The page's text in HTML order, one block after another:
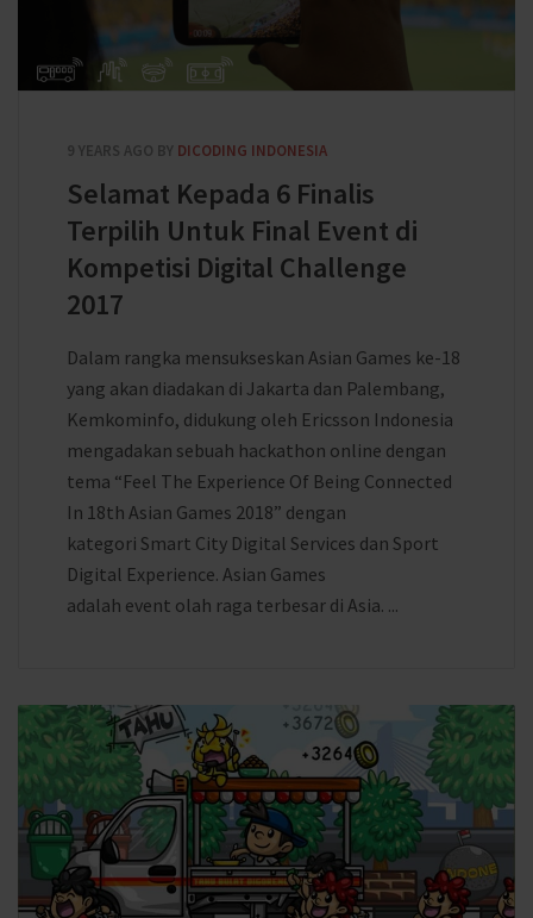
9 YEARS AGO BY DICODING INDONESIA
Selamat Kepada 6 Finalis
Terpilih Untuk Final Event di
Kompetisi Digital Challenge
2017
Dalam rangka mensukseskan Asian Games ke-18
yang akan diadakan di Jakarta dan Palembang,
Kemkominfo, didukung oleh Ericsson Indonesia
mengadakan sebuah hackathon online dengan
tema “Feel The Experience Of Being Connected
In 18th Asian Games 2018” dengan
kategori Smart City Digital Services dan Sport
Digital Experience. Asian Games
adalah event olah raga terbesar di Asia. ...